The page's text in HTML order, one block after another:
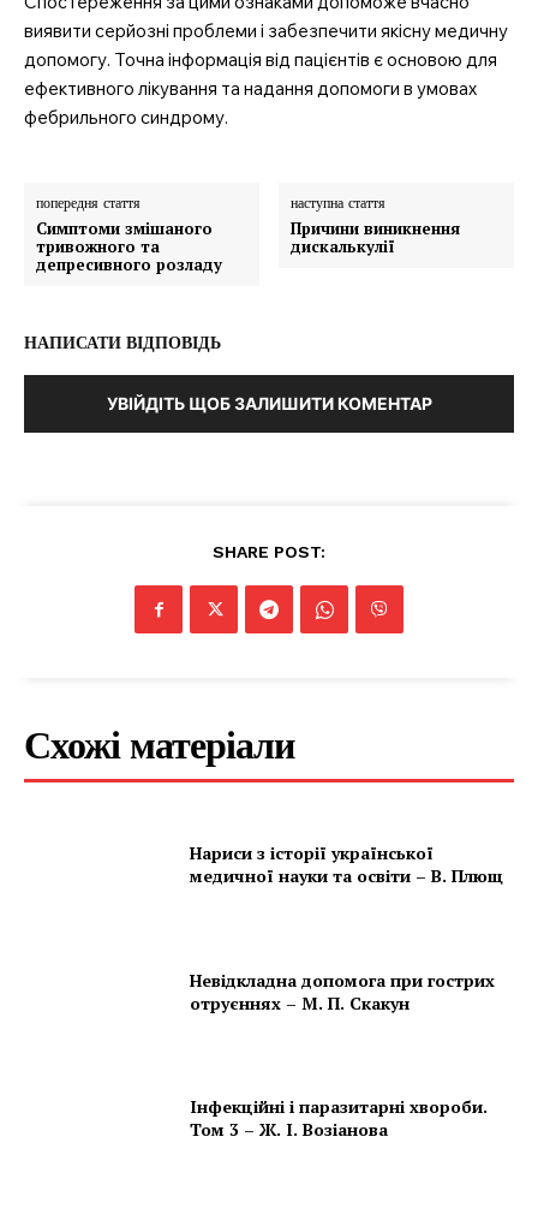
виявити серйозні проблеми і забезпечити якісну медичну
допомогу. Точна інформація від пацієнтів є основою для
ефективного лікування та надання допомоги в умовах
фебрильного синдрому.
попередня стаття
Симптоми змішаного
тривожного та
депресивного розладу
наступна стаття
Причини виникнення
дискалькулії
НАПИСАТИ ВІДПОВІДЬ
УВІЙДІТЬ ЩОБ ЗАЛИШИТИ КОМЕНТАР
SHARE POST:
Схожі матеріали
Нариси з історії української
медичної науки та освіти – В. Плющ
Невідкладна допомога при гострих
отруєннях – М. П. Скакун
Інфекційні і паразитарні хвороби.
Том 3 – Ж. І. Возіанова